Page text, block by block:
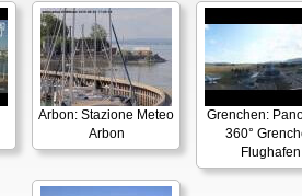
Arbon: Stazione Meteo
Arbon
Grenchen:
360°
Flughafen